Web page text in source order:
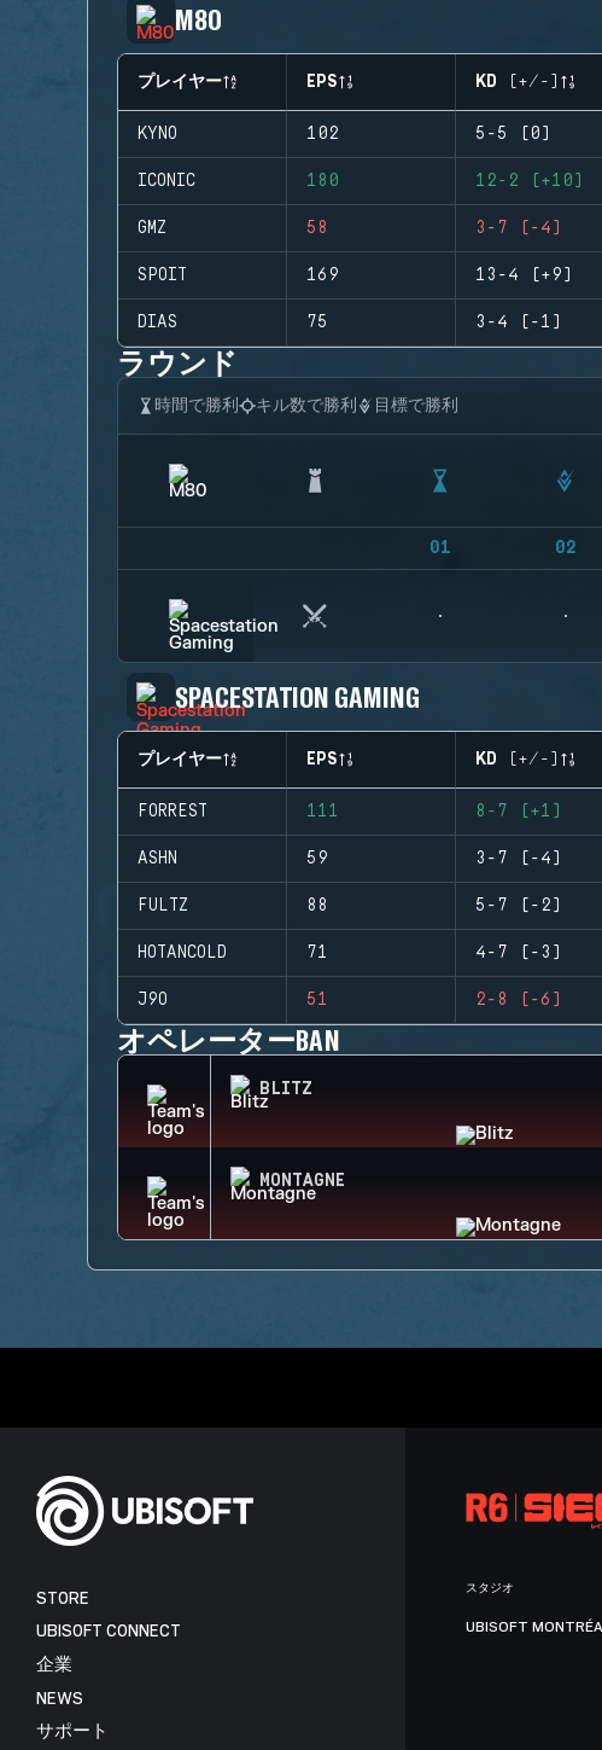
M80
プレイヤー EPS KD (+/-)
KYNO 102 5-5 (0)
ICONIC 180 12-2 (+10)
GMZ 58 3-7 (-4)
SPOIT 169 13-4 (+9)
DIAS 75 3-4 (-1)
ラウンド
時間で勝利 キル数で勝利 目標で勝利
01 02
SPACESTATION GAMING
プレイヤー EPS KD (+/-)
FORREST 111 8-7 (+1)
ASHN 59 3-7 (-4)
FULTZ 88 5-7 (-2)
HOTANCOLD 71 4-7 (-3)
J9O 51 2-8 (-6)
オペレーターBAN
BLITZ
MONTAGNE
STORE
UBISOFT CONNECT
企業
NEWS
サポート
スタジオ
UBISOFT